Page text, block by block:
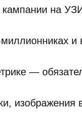
на
и
—
изображения